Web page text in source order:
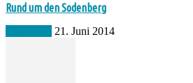
Rund um den Sodenberg
21. Juni 2014